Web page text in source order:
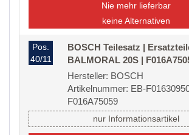
Nie mehr lieferbar
keine Alternativen
Pos.
40/11
BOSCH Teilesatz |
BALMORAL 20S |
Hersteller: BOSCH
Artikelnummer: EB-
F016A75059
nur Informationsartikel